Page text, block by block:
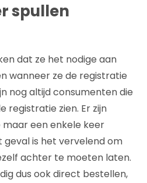
spullen
dat ze het nodige aan
wanneer ze de registratie
nog altijd consumenten die
registratie zien. Er zijn
een enkele keer
geval is het vervelend om
achter te moeten laten.
dus ook direct bestellen,